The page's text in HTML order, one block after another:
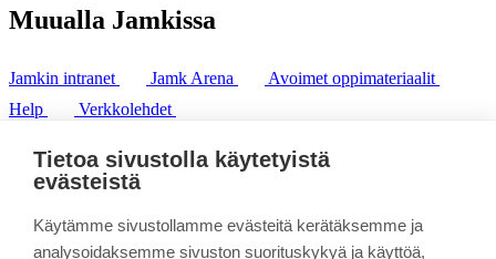
Muualla Jamkissa
Jamkin intranet Jamk Arena
Avoimet oppimateriaalit
Help
Verkkolehdet
puh. +358 20 743 8100
fax. +358 14 449 9694
Tietoa sivustolla käytetyistä
evästeistä
Käytämme sivustollamme evästeitä kerätäksemme ja
analysoidaksemme sivuston suorituskykyä ja käyttöä,